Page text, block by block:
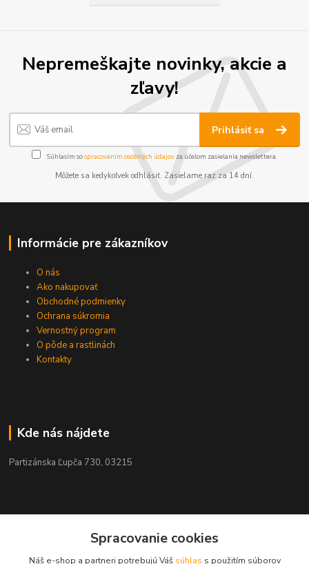
Nepremeškajte novinky, akcie a
zľavy!
Prihlásiť sa
Súhlasím sospracovaním osobných údajov za účelom zasielania newslettera.
Môžete sa kedykoľvek odhlásiť. Zasielame raz za 14 dní.
Informácie pre zákazníkov
O nás
Ako nakupovať
Obchodné podmienky
Ochrana súkromia
Vernostný program
O pôde a rastlinách
Kontakty
Kde nás nájdete
Partizánska Ľupča 730, 03215
Spracovanie cookies
Náš e-shop a partneri potrebujú Váš súhlas s použitím súborov